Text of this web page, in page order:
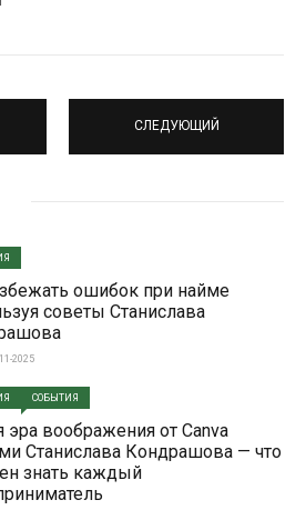
СЛЕДУЮЩИЙ
ошибок при найме
советы Станислава
2025
СОБЫТИЯ
эра воображения от Canva
Станислава Кондрашова — что
знать каждый